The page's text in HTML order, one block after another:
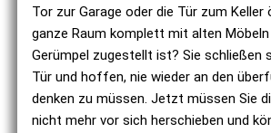
Tor zur Garage oder die Tür zum
ganze Raum komplett mit alten
Gerümpel zugestellt ist? Sie schließen
Tür und hoffen, nie wieder an den
denken zu müssen. Jetzt müssen Sie
nicht mehr vor sich herschieben und